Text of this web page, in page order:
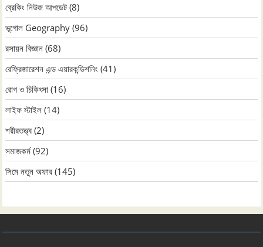
ব্রেকিং নিউজ আপডেট (8)
ভূগোল Geography (96)
রসায়ন বিজ্ঞান (68)
রেফ্রিজারেশন এন্ড এয়ারকন্ডিশনিং (41)
রোগ ও চিকিৎসা (16)
লাইফ স্টাইল (14)
শরীরতত্ত্ব (2)
সমাজকর্ম(92)
সিমে নতুন ‍অফার (145)